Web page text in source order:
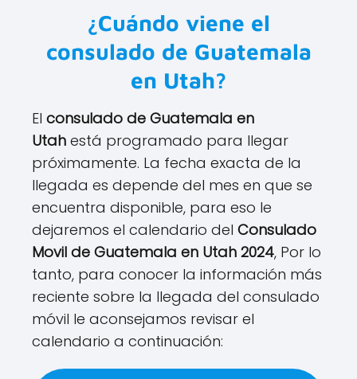
¿Cuándo viene el
consulado de Guatemala
en Utah?
El consulado de Guatemala en
Utah está programado para llegar
próximamente. La fecha exacta de la
llegada es depende del mes en que se
encuentra disponible, para eso le
dejaremos el calendario del Consulado
Movil de Guatemala en Utah 2024, Por lo
tanto, para conocer la información más
reciente sobre la llegada del consulado
móvil le aconsejamos revisar el
calendario a continuación: